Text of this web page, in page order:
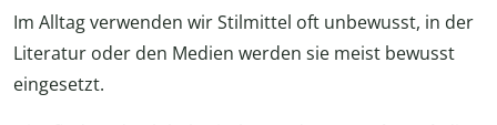
Im Alltag verwenden wir Stilmittel oft unbewusst, in der
Literatur oder den Medien werden sie meist bewusst
eingesetzt.